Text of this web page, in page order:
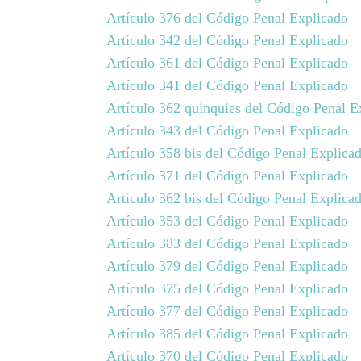
Artículo 376 del Código Penal Explicado
Artículo 342 del Código Penal Explicado
Artículo 361 del Código Penal Explicado
Artículo 341 del Código Penal Explicado
Artículo 362 quinquies del Código Penal
Artículo 343 del Código Penal Explicado
Artículo 358 bis del Código Penal
Artículo 371 del Código Penal Explicado
Artículo 362 bis del Código Penal
Artículo 353 del Código Penal Explicado
Artículo 383 del Código Penal Explicado
Artículo 379 del Código Penal Explicado
Artículo 375 del Código Penal Explicado
Artículo 377 del Código Penal Explicado
Artículo 385 del Código Penal Explicado
Artículo 370 del Código Penal Explicado